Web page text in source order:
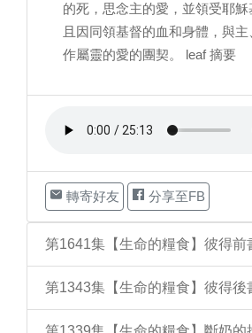
的死，思念主的愛，並領受耶穌
且因同領基督的血和身體，與
作屬靈的愛的團契。 leaf 摘要
轉寄好友 分享至FB
第1641集【生命的糧食】彼得前
第1343集【生命的糧食】彼得後